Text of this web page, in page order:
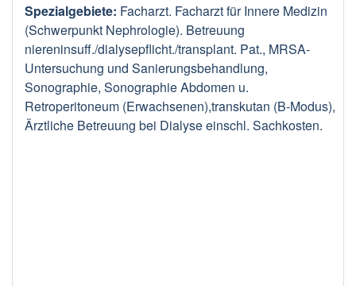
Spezialgebiete: Facharzt. Facharzt für Innere Medizin
(Schwerpunkt Nephrologie). Betreuung
niereninsuff./dialysepflicht./transplant. Pat., MRSA-
Untersuchung und Sanierungsbehandlung,
Sonographie, Sonographie Abdomen u.
Retroperitoneum (Erwachsenen),transkutan (B-Modus),
Ärztliche Betreuung bei Dialyse einschl. Sachkosten.